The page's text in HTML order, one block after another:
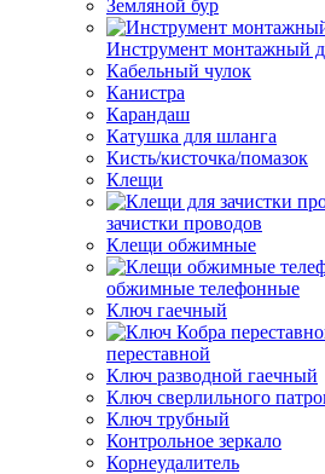
Земляной бур
Инструмент монтажный
Кабельный чулок
Канистра
Карандаш
Катушка для шланга
Кисть/кисточка/помазок
Клещи
зачистки проводов
Клещи обжимные
обжимные телефонные
Ключ гаечный
переставной
Ключ разводной гаечный
Ключ сверлильного
Ключ трубный
Контрольное зеркало
Корнеудалитель